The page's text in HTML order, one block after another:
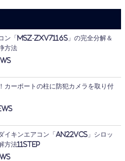
ン「MSZ-ZXV7116S」の完全分解＆
方法
カーポートの柱に防犯カメラを取り付
イキンエアコン「AN22VCS」シロッ
方法11STEP